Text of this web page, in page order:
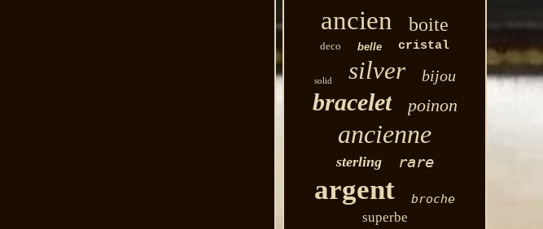
ancien boite
deco belle cristal
solid silver bijou
bracelet poinon
ancienne
sterling rare
argent broche
superbe